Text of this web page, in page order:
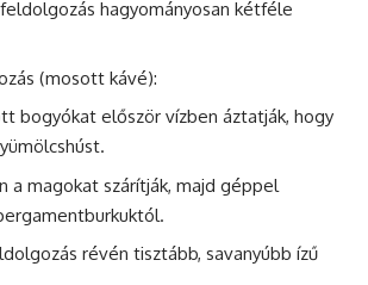
hagyományosan kétféle
(mosott kávé):
bogyókat először vízben áztatják, hogy
a magokat szárítják, majd géppel
révén tisztább, savanyúbb ízű